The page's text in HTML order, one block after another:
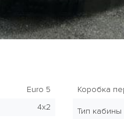
Euro 5
4x2
Коробка
Тип кабины